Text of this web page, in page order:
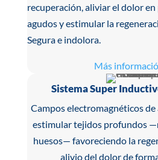
recuperación, aliviar el dolor
agudos y estimular la
Segura e indolora.
Más
Sistema Super
Campos electromagnéticos
estimular tejidos profundos
huesos— favoreciendo la
alivio del dolor de